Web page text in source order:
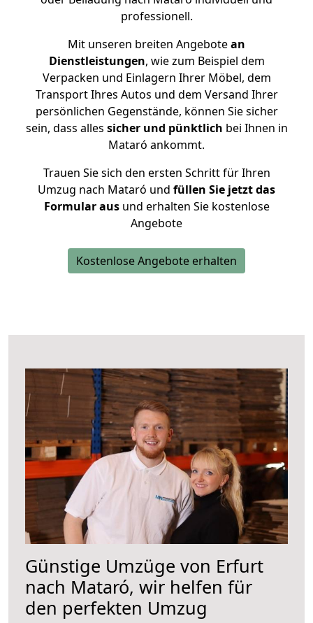
professionell.
Mit unseren breiten Angebotean
Dienstleistungen, wie zum Beispiel dem
Verpacken und Einlagern Ihrer Möbel, dem
Transport Ihres Autos und dem Versand Ihrer
persönlichen Gegenstände, können Sie sicher
sein, dass alles sicher und pünktlich bei Ihnen in
Mataró ankommt.
Trauen Sie sich den ersten Schritt für Ihren
Umzug nach Mataró und füllen Sie jetzt das
Formular ausund erhalten Sie kostenlose
Angebote
Kostenlose Angebote erhalten
Günstige Umzüge von Erfurt
nach Mataró, wir helfen für
den perfekten Umzug